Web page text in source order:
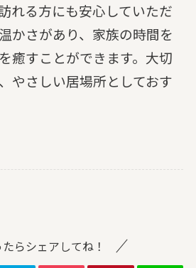
れる方にも安心していただ
かさがあり、家族の時間を
癒すことができます。大切
やさしい居場所としておす
らシェアしてね！